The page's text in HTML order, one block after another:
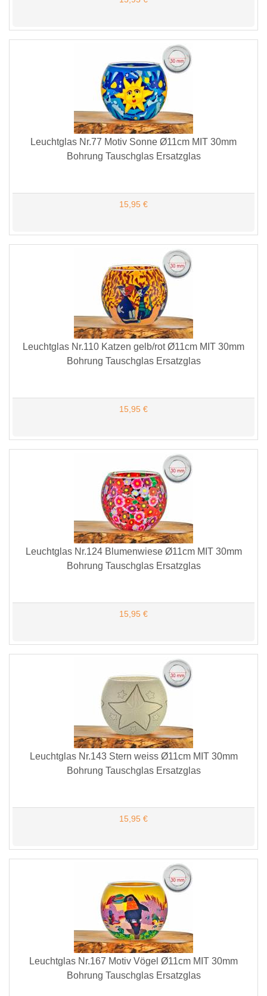
Leuchtglas Nr.77 Motiv Sonne Ø11cm MIT 30mm
Bohrung Tauschglas Ersatzglas
15,95 €
Leuchtglas Nr.110 Katzen gelb/rot Ø11cm MIT 30mm
Bohrung Tauschglas Ersatzglas
15,95 €
Leuchtglas Nr.124 Blumenwiese Ø11cm MIT 30mm
Bohrung Tauschglas Ersatzglas
15,95 €
Leuchtglas Nr.143 Stern weiss Ø11cm MIT 30mm
Bohrung Tauschglas Ersatzglas
15,95 €
Leuchtglas Nr.167 Motiv Vögel Ø11cm MIT 30mm
Bohrung Tauschglas Ersatzglas